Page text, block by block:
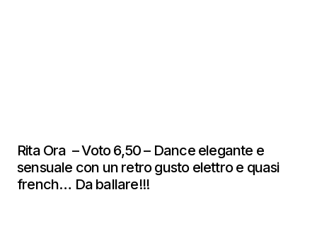
Rita Ora – Voto 6,50 – Dance elegante e
sensuale con un retro gusto elettro e quasi
french… Da ballare!!!